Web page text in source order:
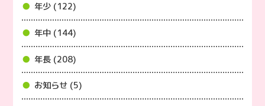
年少 (122)
年中 (144)
年長 (208)
お知らせ (5)